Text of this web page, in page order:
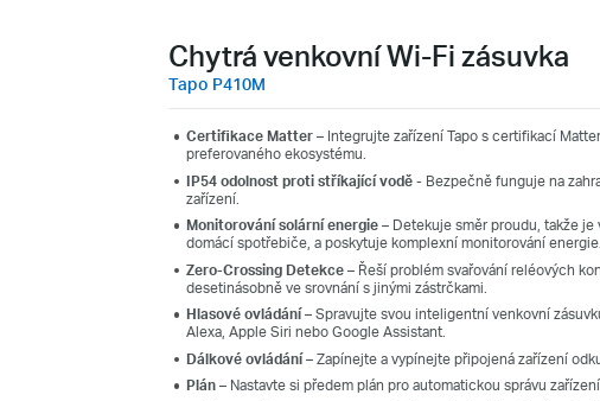
Chytrá venkovní Wi-Fi zásuvka
Tapo P410M
Certifikace Matter –Integrujte zařízení Tapo s certifikací
preferovaného ekosystému.
IP54 odolnost proti stříkající vodě - Bezpečně funguje na
zařízení.
Monitorování solární energie –Detekuje směr proudu, takže je
domácí spotřebiče, a poskytuje komplexní monitorování
Zero-Crossing Detekce – Řeší problém svařování reléových
desetinásobně ve srovnání s jinými zástrčkami.
Hlasové ovládání– Spravujte svou inteligentní venkovní
Alexa, Apple Siri nebo Google Assistant.
Dálkové ovládání –Zapínejte a vypínejte připojená zařízení
Plán –Nastavte si předem plán pro automatickou správu